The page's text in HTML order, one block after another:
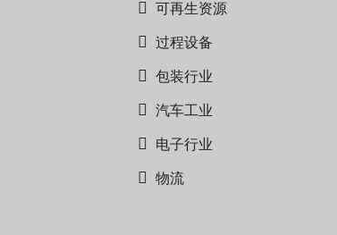
可再生资源
过程设备
包装行业
汽车工业
电子行业
物流